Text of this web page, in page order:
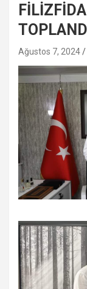
Ağustos 7, 2024